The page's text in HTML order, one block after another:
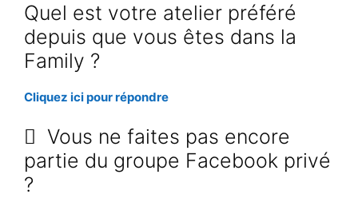
Quel est votre atelier préféré
depuis que vous êtes dans la
Family ?
Cliquez ici pour répondre
Vous ne faites pas encore
partie du groupe Facebook privé
?